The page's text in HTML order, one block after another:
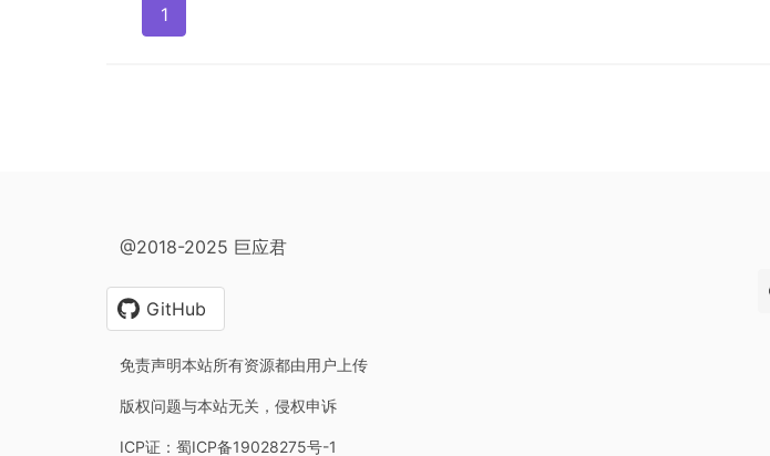
1
@2018-2025 巨应君
GitHub
免责声明本站所有资源都由用户上传
版权问题与本站无关，侵权申诉
ICP证：蜀ICP备19028275号-1